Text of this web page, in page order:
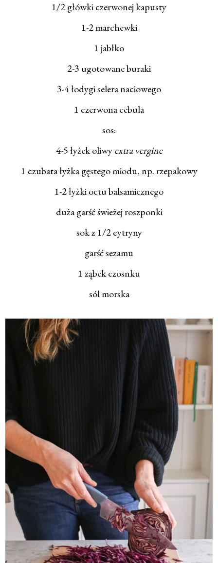
1/2 główki czerwonej kapusty
1-2 marchewki
1 jabłko
2-3 ugotowane buraki
3-4 łodygi selera naciowego
1 czerwona cebula
sos:
4-5 łyżek oliwyextra vergine
1 czubata łyżka gęstego miodu, np. rzepakowy
1-2 łyżki octu balsamicznego
duża garść świeżej roszponki
sok z 1/2 cytryny
garść sezamu
1 ząbek czosnku
sól morska